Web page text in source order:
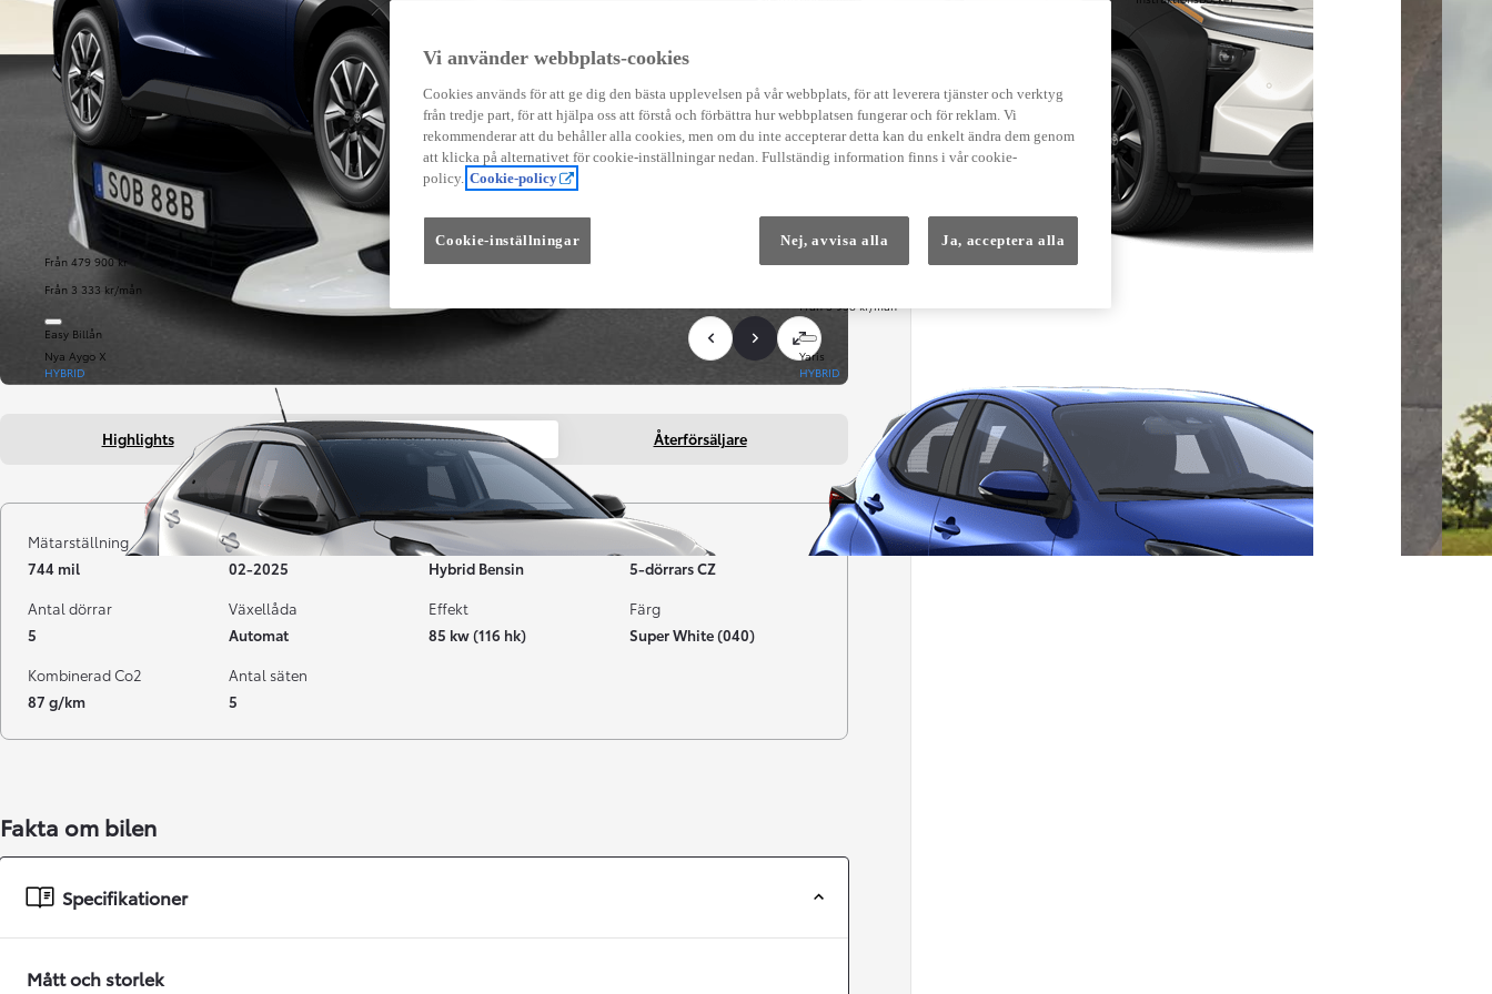
Från 479 900 kr
Från 3 333 kr/mån
Easy Billån
Från 3 958 kr/mån
Nya Aygo X
HYBRID
Från 238 900 kr
Easy Billån
Yaris
HYBRID
Easy Billån
GR Yaris
Highlights Fakta om bilen Återförsäljare
Mätarställning
744 mil
Registrerad
02-2025
Bränsle
Hybrid Bensin
Typ av bil
5-dörrars CZ
Antal dörrar
5
Växellåda
Automat
Effekt
85 kw (116 hk)
Färg
Super White (040)
Kombinerad Co2
87 g/km
Antal säten
5
Fakta om bilen
Specifikationer
Mått och storlek
Vi använder webbplats-cookies
Cookies används för att ge dig den bästa upplevelsen på vår webbplats, för att leverera tjänster och verktyg
från tredje part, för att hjälpa oss att förstå och förbättra hur webbplatsen fungerar och för reklam. Vi
rekommenderar att du behåller alla cookies, men om du inte accepterar detta kan du enkelt ändra dem genom
att klicka på alternativet för cookie-inställningar nedan. Fullständig information finns i vår cookie-
policy. Cookie-policy
Cookie-inställningar Nej, avvisa alla Ja, acceptera alla